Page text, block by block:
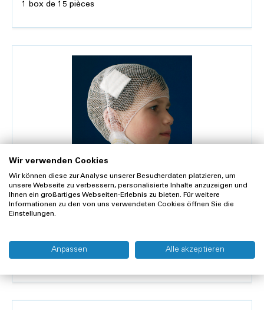
1 box de 15 pièces
Détails
TYTEX®
Pansement filet Carefix, S, tête enfant
9.90 CHF plus 8.1 % TVA
1 box de 15 pièces
Wir verwenden Cookies
Wir können diese zur Analyse unserer Besucherdaten platzieren, um
unsere Webseite zu verbessern, personalisierte Inhalte anzuzeigen und
Ihnen ein großartiges Webseiten-Erlebnis zu bieten. Für weitere
Informationen zu den von uns verwendeten Cookies öffnen Sie die
Einstellungen.
Anpassen Alle akzeptieren